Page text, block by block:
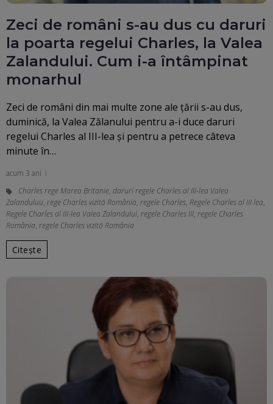
Zeci de români s-au dus cu daruri
la poarta regelui Charles, la Valea
Zalandului. Cum i-a întâmpinat
monarhul
Zeci de români din mai multe zone ale țării s-au dus,
duminică, la Valea Zălanului pentru a-i duce daruri
regelui Charles al III-lea și pentru a petrece câteva
minute în…
acum 3 ani
Charles rege Marea Britanie, daruri regele Charles al III-lea Valea
Zalanduluu, rege Charles vizită România, regele Charles, Regele Charles al III lea,
Regele Charles al III-lea Valea Zalandului, regele Charles III, regele Charles
România, regele Charles vizită România
Citește